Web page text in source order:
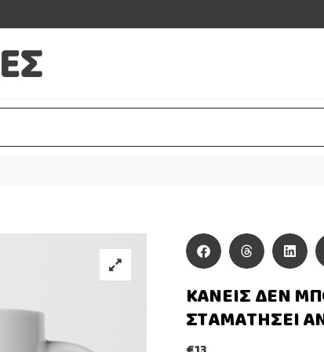
ΚΑΝΕΙΣ ΔΕΝ
ΣΤΑΜΑΤΗΣΕΙ